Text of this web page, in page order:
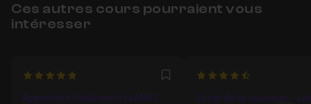
Ces autres cours pourraient vous
intéresser
5 Favori
Apprendre facilement la MAO
4.4285714285714
Créer de la musique -